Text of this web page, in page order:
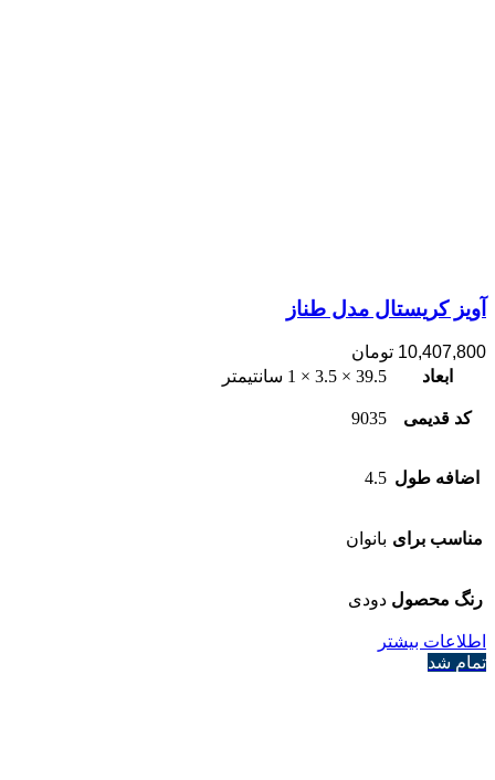
آویز کریستال مدل طناز
10,407,800 تومان
ابعاد
39.5 × 3.5 × 1 سانتیمتر
کد قدیمی 9035
اضافه طول 4.5
مناسب برای بانوان
رنگ محصول دودی
اطلاعات بیشتر
تمام شد